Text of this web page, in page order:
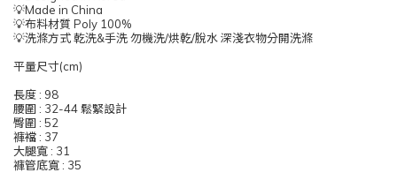
💡Made in China
💡布料材質 Poly 100%
💡洗滌方式 乾洗&手洗 勿機洗/烘乾/脫水 深淺衣物分開洗滌
平量尺寸(cm)
長度 : 98
腰圍 : 32-44 鬆緊設計
臀圍 : 52
褲襠 : 37
大腿寬 : 31
褲管底寬 : 35